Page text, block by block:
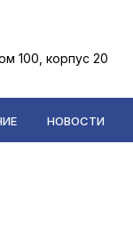
100, корпус 20
НОВОСТИ